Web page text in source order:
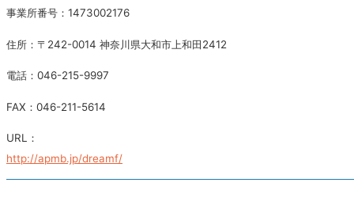
事業所番号：1473002176
住所：〒242-0014 神奈川県大和市上和田2412
電話：046-215-9997
FAX：046-211-5614
URL：
http://apmb.jp/dreamf/